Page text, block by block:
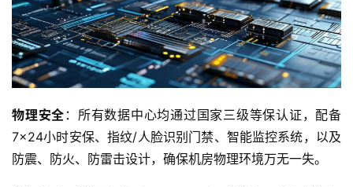
物理安全 ：所有数据中心均通过国家三级等保认证，配备
7×24小时安保、指纹/人脸识别门禁、智能监控系统，以及
防震、防火、防雷击设计，确保机房物理环境万无一失。